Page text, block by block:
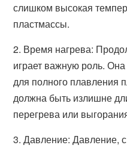
слишком высокая
пластмассы.
2. Время нагрева:
играет важную роль.
для полного плавления
должна быть излишне
перегрева или
3. Давление: Давление,